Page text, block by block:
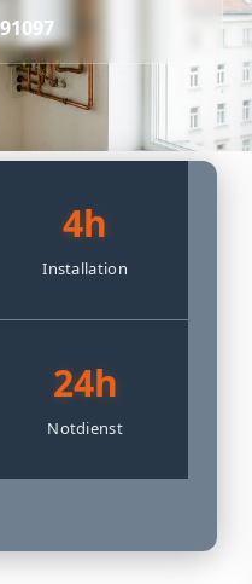
4h
Installation
24h
Notdienst